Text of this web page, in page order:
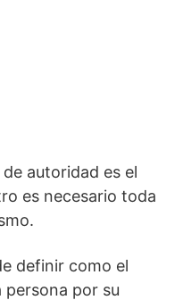
autoridad es el
es necesario toda
definir como el
por su